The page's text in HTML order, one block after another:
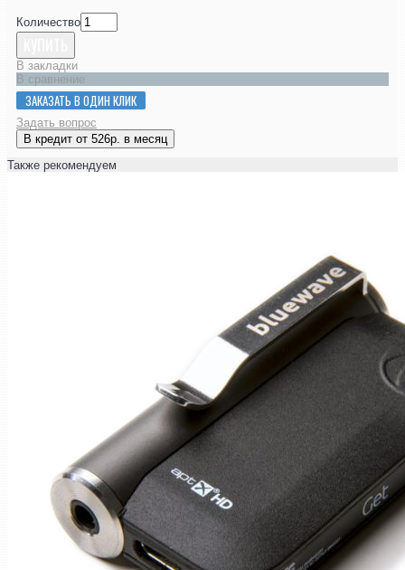
Количество
В закладки
В сравнение
ЗАКАЗАТЬ В ОДИН КЛИК
Задать вопрос
В кредит от 526р. в месяц
Также рекомендуем